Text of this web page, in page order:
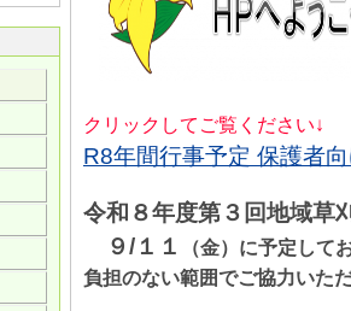
クリックしてご覧ください↓
R8年間行事予定 保護者
令和８年度第３回地域草
９/１１
（金）に予定して
負担のない範囲でご協力いた